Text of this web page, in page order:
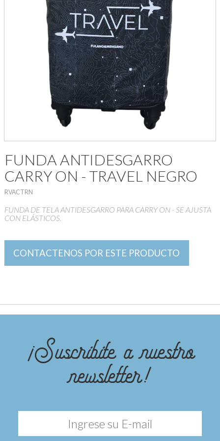
FUNDA ANTIDESGARRO
CARRY ON - TRAVEL NEGRO
RVACTRN
FUNDA DE TELA ANTIDESGARRO PARA CARRY ON - SE AJUSTA
CON ELÁSTICOS.
CONTACTENOS POR ESTE PRODUCTO
¡Suscribite a nuestro
newsletter!